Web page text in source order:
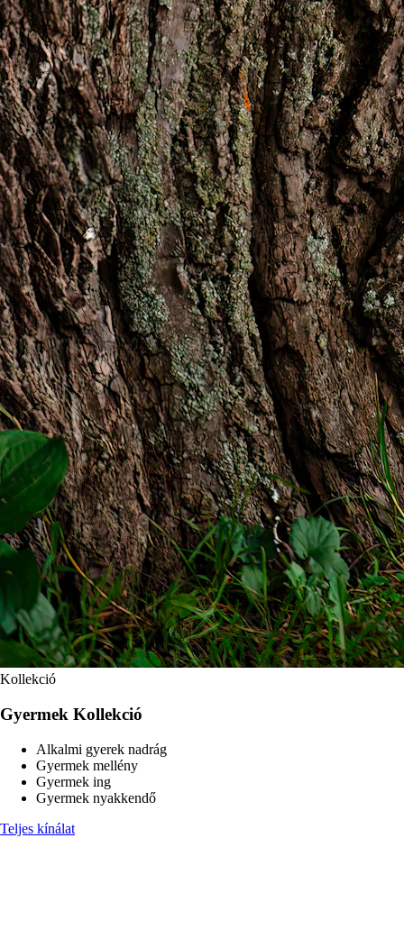
Kollekció
Gyermek Kollekció
Alkalmi gyerek nadrág
Gyermek mellény
Gyermek ing
Gyermek nyakkendő
Teljes kínálat